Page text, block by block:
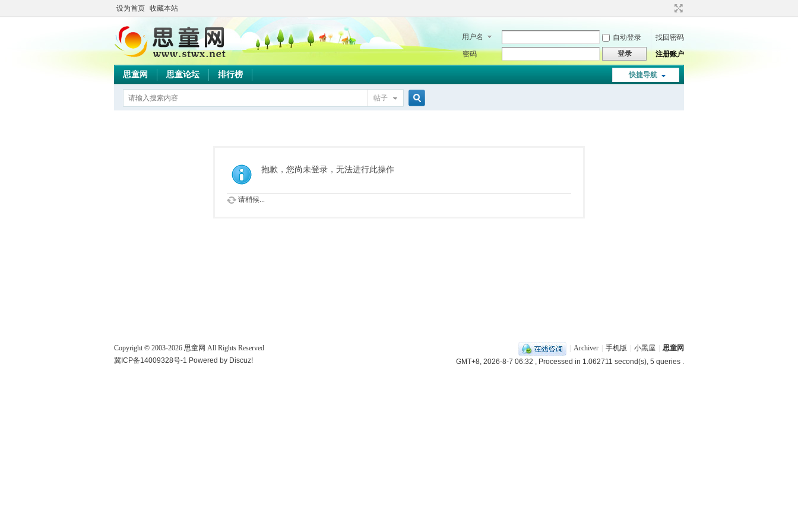
设为首页 收藏本站
用户名 自动登录
找回密码
密码
登录 注册账户
快捷导航
思童网 思童论坛 排行榜
帖子
抱歉，您尚未登录，无法进行此操作
请稍候...
Archiver 手机版 小黑屋
思童网
GMT+8, 2026-8-7 06:32 , Processed in 1.062711 second(s), 5 queries .
Copyright © 2003-2026 思童网 All Rights Reserved
冀ICP备14009328号-1 Powered by Discuz!